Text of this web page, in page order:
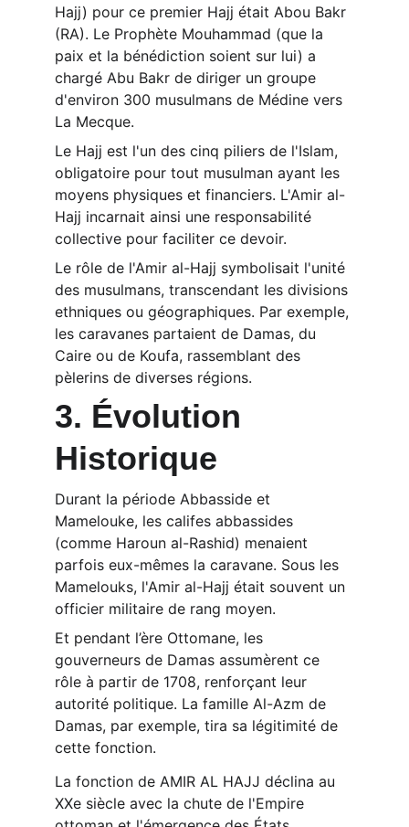
Hajj) pour ce premier Hajj était Abou Bakr
(RA). Le Prophète Mouhammad (que la
paix et la bénédiction soient sur lui) a
chargé Abu Bakr de diriger un groupe
d'environ 300 musulmans de Médine vers
La Mecque.
Le Hajj est l'un des cinq piliers de l'Islam,
obligatoire pour tout musulman ayant les
moyens physiques et financiers. L'Amir al-
Hajj incarnait ainsi une responsabilité
collective pour faciliter ce devoir.
Le rôle de l'Amir al-Hajj symbolisait l'unité
des musulmans, transcendant les divisions
ethniques ou géographiques. Par exemple,
les caravanes partaient de Damas, du
Caire ou de Koufa, rassemblant des
pèlerins de diverses régions.
3. Évolution
Historique
Durant la période Abbasside et
Mamelouke, les califes abbassides
(comme Haroun al-Rashid) menaient
parfois eux-mêmes la caravane. Sous les
Mamelouks, l'Amir al-Hajj était souvent un
officier militaire de rang moyen.
Et pendant l’ère Ottomane, les
gouverneurs de Damas assumèrent ce
rôle à partir de 1708, renforçant leur
autorité politique. La famille Al-Azm de
Damas, par exemple, tira sa légitimité de
cette fonction.
La fonction de AMIR AL HAJJ déclina au
XXe siècle avec la chute de l'Empire